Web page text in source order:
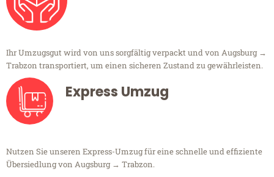
Ihr Umzugsgut wird von uns sorgfältig verpackt und von Augsburg →
Trabzon transportiert, um einen sicheren Zustand zu gewährleisten.
Express Umzug
Nutzen Sie unseren Express-Umzug für eine schnelle und effiziente
Übersiedlung von Augsburg → Trabzon.